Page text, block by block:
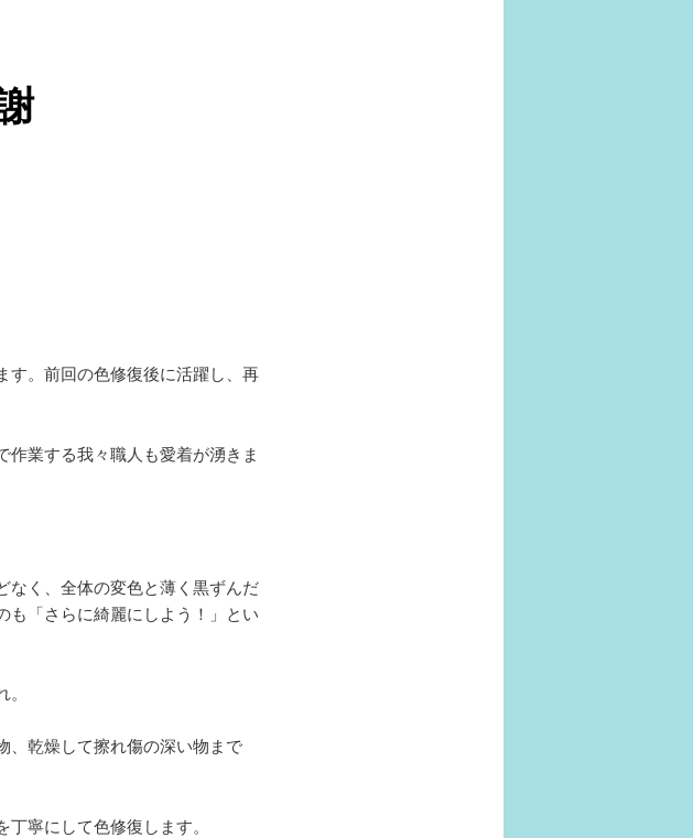
す。前回の色修復後に活躍し、再
業する我々職人も愛着が湧きま
なく、全体の変色と薄く黒ずんだ
も「さらに綺麗にしよう！」とい
、乾燥して擦れ傷の深い物まで
寧にして色修復します。